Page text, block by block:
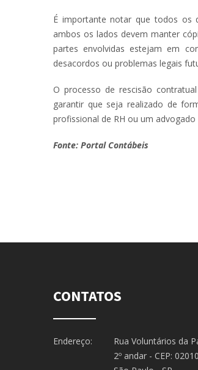
É importante notar que todos os
ambos os lados devem manter
partes envolvidas estejam em
desacordos ou problemas legais
O processo de rescisão
garantir que seja realizado de
profissional de RH ou um
Fonte: Portal Contábeis
CONTATOS
Endereço:
Rua Voluntários da
2º andar - CEP: